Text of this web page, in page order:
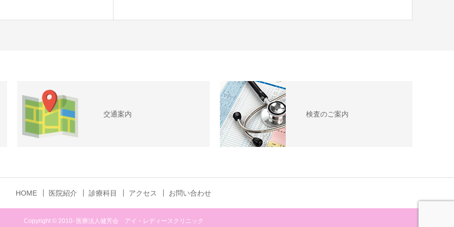
交通案内 検査のご案内
HOME 医院紹介 診療科目 アクセス お問い合わせ
Copyright © 2010- 医療法人健芳会 アイ・レディースクリニック